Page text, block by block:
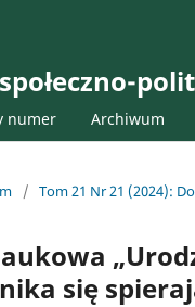
numer Archiwum
/ Tom 21 Nr 21 (2024):
się